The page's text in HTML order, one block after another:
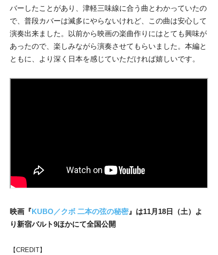
バーしたことがあり、津軽三味線に合う曲とわかっていたの
で、普段カバーは滅多にやらないけれど、この曲は安心して
演奏出来ました。以前から映画の楽曲作りにはとても興味が
あったので、楽しみながら演奏させてもらいました。本編と
ともに、より深く日本を感じていただければ嬉しいです。
映画『KUBO／クボ 二本の弦の秘密』は11月18日（土）よ
り新宿バルト9ほかにて全国公開
【CREDIT】